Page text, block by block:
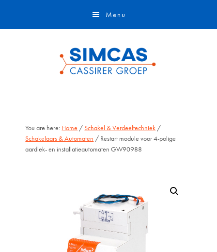
Menu
You are here: Home /Schakel & Verdeeltechniek /
Schakelaars & Automaten / Restart module voor 4-polige
aardlek- en installatieautomaten GW90988